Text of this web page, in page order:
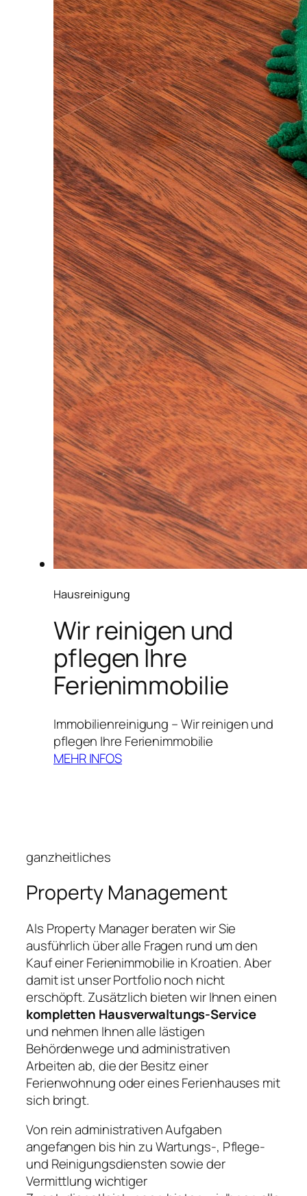
Hausreinigung
Wir reinigen und
pflegen Ihre
Ferienimmobilie
Immobilienreinigung – Wir reinigen und
pflegen Ihre Ferienimmobilie
MEHR INFOS
ganzheitliches
Property Management
Als Property Manager beraten wir Sie
ausführlich über alle Fragen rund um den
Kauf einer Ferienimmobilie in Kroatien. Aber
damit ist unser Portfolio noch nicht
erschöpft. Zusätzlich bieten wir Ihnen einen
kompletten Hausverwaltungs-Service
und nehmen Ihnen alle lästigen
Behördenwege und administrativen
Arbeiten ab, die der Besitz einer
Ferienwohnung oder eines Ferienhauses mit
sich bringt.
Von rein administrativen Aufgaben
angefangen bis hin zu Wartungs-, Pflege-
und Reinigungsdiensten sowie der
Vermittlung wichtiger